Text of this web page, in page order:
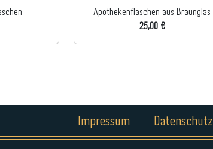
Apothekenflaschen aus Braunglas
25,00 €
Impressum Datenschutz